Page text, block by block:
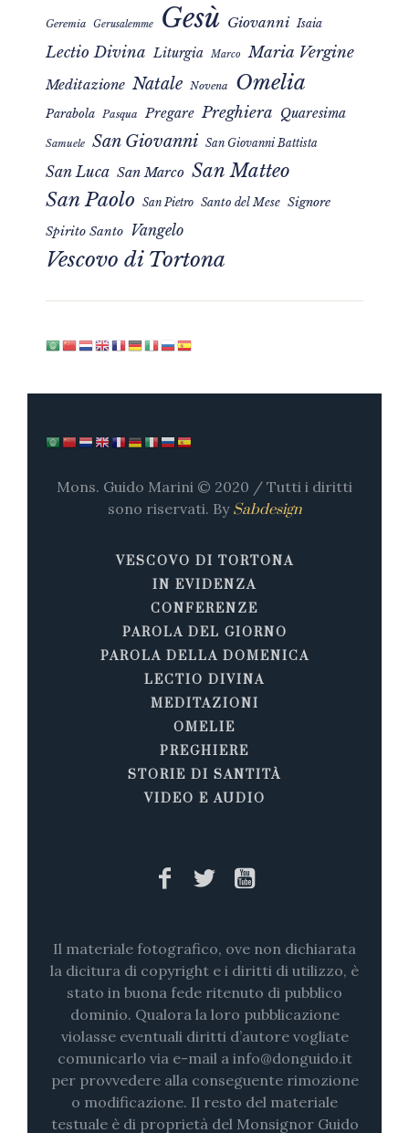
Geremia Gerusalemme Gesù Giovanni Isaia
Lectio Divina Liturgia Marco Maria Vergine
Meditazione Natale Novena Omelia
Parabola Pasqua Pregare Preghiera Quaresima
Samuele San Giovanni San Giovanni Battista
San Luca San Marco San Matteo
San Paolo San Pietro Santo del Mese Signore
Spirito Santo Vangelo
Vescovo di Tortona
Mons. Guido Marini © 2020 / Tutti i diritti
sono riservati. By Sabdesign
VESCOVO DI TORTONA
IN EVIDENZA
CONFERENZE
PAROLA DEL GIORNO
PAROLA DELLA DOMENICA
LECTIO DIVINA
MEDITAZIONI
OMELIE
PREGHIERE
STORIE DI SANTITÀ
VIDEO E AUDIO
Il materiale fotografico, ove non dichiarata
la dicitura di copyright e i diritti di utilizzo, è
stato in buona fede ritenuto di pubblico
dominio. Qualora la loro pubblicazione
violasse eventuali diritti d’autore vogliate
comunicarlo via e-mail a info@donguido.it
per provvedere alla conseguente rimozione
o modificazione. Il resto del materiale
testuale è di proprietà del Monsignor Guido